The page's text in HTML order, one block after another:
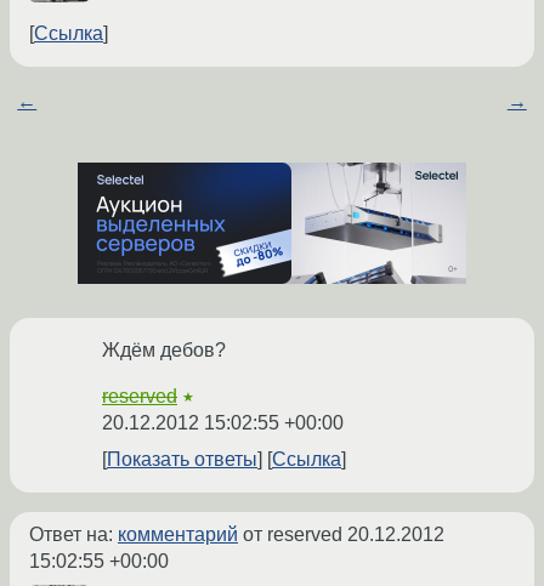
Ссылка
← →
Ждём дебов?
reserved ★
20.12.2012 15:02:55 +00:00
Показать ответы
Ссылка
Ответ на: комментарий от reserved 20.12.2012
15:02:55 +00:00